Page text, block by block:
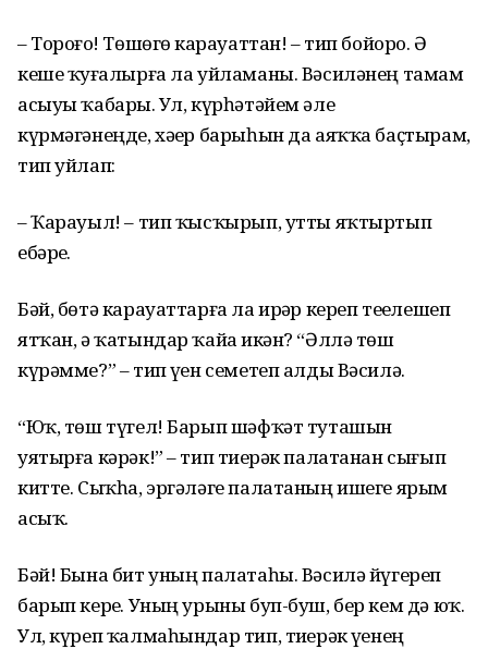
– Тороғоҙ! Төшөгөҙ карауаттан! – тип бойорҙо. Ә
кеше ҡуҙғалырға ла уйламаны. Вәсиләнең тамам
асыуы ҡабарҙы. Ул, күрһәтәйем әле
күрмәгәнеңде, хәҙер барыһын да аяҡҡа баҫтырам,
тип уйлап:
– Ҡарауыл! – тип ҡысҡырып, утты яҡтыртып
ебәрҙе.
Бәй, бөтә карауаттарға ла ирҙәр кереп теҙелешеп
ятҡан, ә ҡатындар ҡайҙа икән? “Әллә төш
күрәмме?” – тип үҙен семетеп алды Вәсилә.
“Юҡ, төш түгел! Барып шәфҡәт туташын
уятырға кәрәк!” – тип тиҙерәк палатанан сығып
китте. Сыҡһа, эргәләге палатаның ишеге ярым
асыҡ.
Бәй! Бына бит уның палатаһы. Вәсилә йүгереп
барып керҙе. Уның урыны буп-буш, бер кем дә юҡ.
Ул, күреп ҡалмаһындар тип, тиҙерәк үҙенең